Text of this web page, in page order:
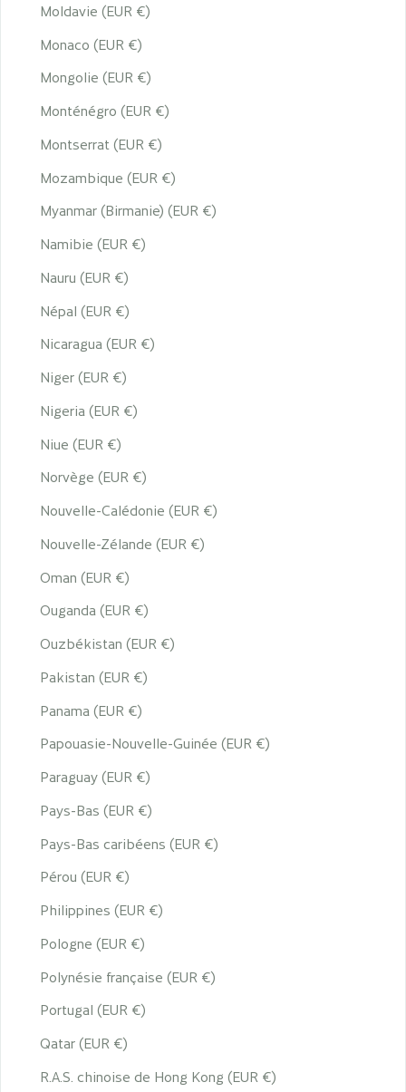
Moldavie (EUR €)
Monaco (EUR €)
Mongolie (EUR €)
Monténégro (EUR €)
Montserrat (EUR €)
Mozambique (EUR €)
Myanmar (Birmanie) (EUR €)
Namibie (EUR €)
Nauru (EUR €)
Népal (EUR €)
Nicaragua (EUR €)
Niger (EUR €)
Nigeria (EUR €)
Niue (EUR €)
Norvège (EUR €)
Nouvelle-Calédonie (EUR €)
Nouvelle-Zélande (EUR €)
Oman (EUR €)
Ouganda (EUR €)
Ouzbékistan (EUR €)
Pakistan (EUR €)
Panama (EUR €)
Papouasie-Nouvelle-Guinée (EUR €)
Paraguay (EUR €)
Pays-Bas (EUR €)
Pays-Bas caribéens (EUR €)
Pérou (EUR €)
Philippines (EUR €)
Pologne (EUR €)
Polynésie française (EUR €)
Portugal (EUR €)
Qatar (EUR €)
R.A.S. chinoise de Hong Kong (EUR €)